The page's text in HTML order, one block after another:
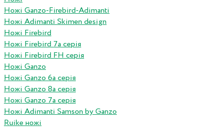
Ножі Ganzo-Firebird-Adimanti
Ножі Adimanti Skimen design
Ножі Firebird
Ножі Firebird 7а серія
Ножі Firebird FH серія
Ножі Ganzo
Ножі Ganzo 6а серія
Ножі Ganzo 8а серія
Ножі Ganzo 7а серія
Ножі Adimanti Samson by Ganzo
Ruike ножі